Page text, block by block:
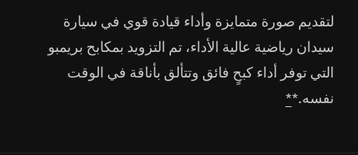
لتقديم صورة متمايزة وأداء قيادة قوي في سيارة
سيدان رياضية عالية الأداء، تم التزويد بمكابح بريمبو
التي توفر أداء كبحٍ فائق وتتألق بأناقة في الوقت
نفسه.**